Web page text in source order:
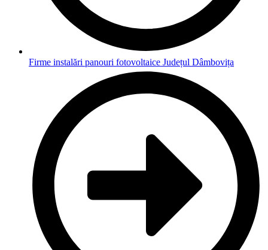
Firme instalări panouri fotovoltaice Județul Dâmbovița